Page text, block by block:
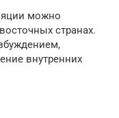
можно
странах.
внутренних